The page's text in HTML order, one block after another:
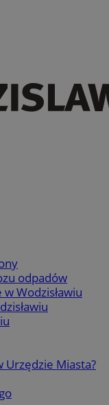
odpadów
Wodzisławiu
Urzędzie Miasta?